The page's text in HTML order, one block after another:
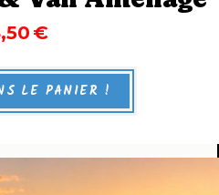
€
LE PANIER !